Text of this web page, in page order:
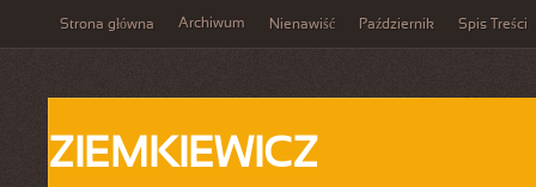
Strona główna Archiwum Nienawiść Październik Spis Treści
ZIEMKIEWICZ